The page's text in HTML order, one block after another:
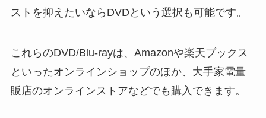
ストを抑えたいならDVDという選択も可能です。
これらのDVD/Blu-rayは、Amazonや楽天ブックス
といったオンラインショップのほか、大手家電量
販店のオンラインストアなどでも購入できます。